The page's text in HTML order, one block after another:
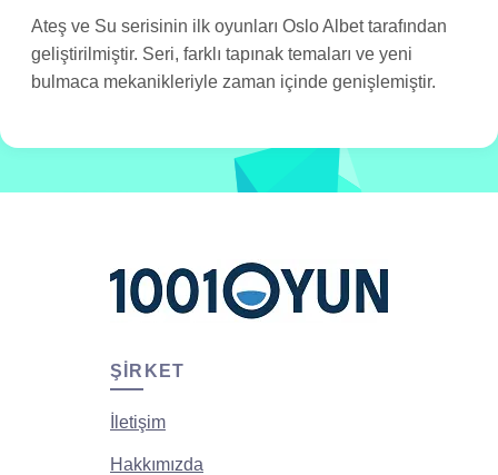
Ateş ve Su serisinin ilk oyunları Oslo Albet tarafından
geliştirilmiştir. Seri, farklı tapınak temaları ve yeni
bulmaca mekanikleriyle zaman içinde genişlemiştir.
ŞIRKET
İletişim
Hakkımızda